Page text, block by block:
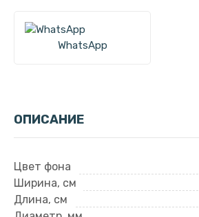
WhatsApp
ОПИСАНИЕ
Цвет фона
Ширина, см
Длина, см